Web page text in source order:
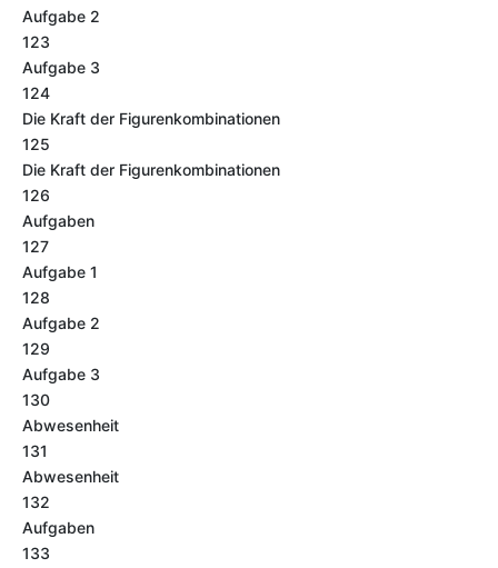
Aufgabe 2
123
Aufgabe 3
124
Die Kraft der Figurenkombinationen
125
Die Kraft der Figurenkombinationen
126
Aufgaben
127
Aufgabe 1
128
Aufgabe 2
129
Aufgabe 3
130
Abwesenheit
131
Abwesenheit
132
Aufgaben
133